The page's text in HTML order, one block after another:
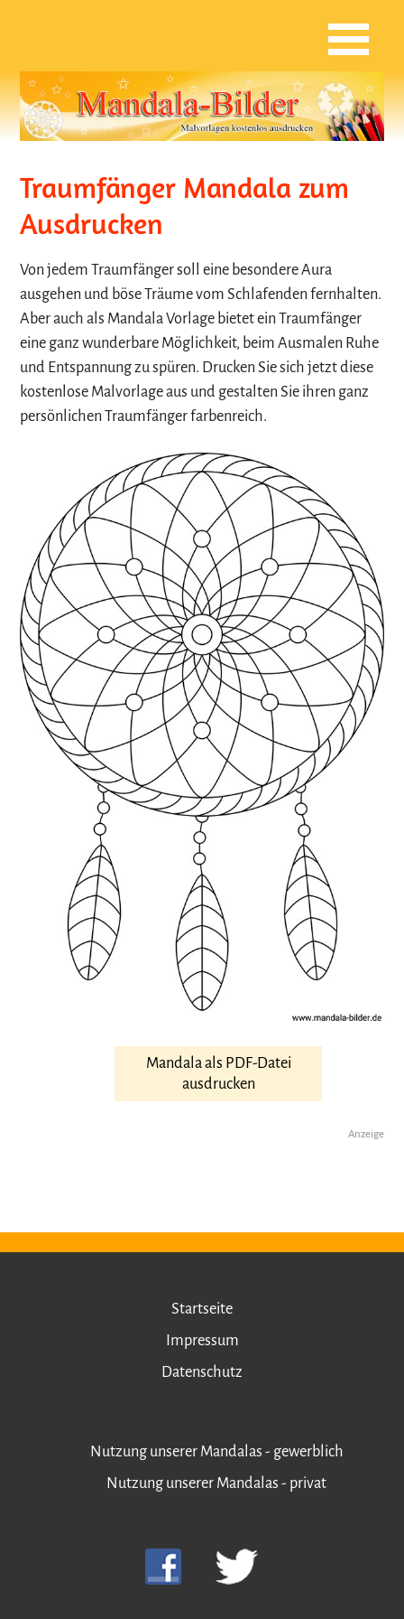
Traumfänger Mandala zum
Ausdrucken
Von jedem Traumfänger soll eine besondere Aura
ausgehen und böse Träume vom Schlafenden fernhalten.
Aber auch als Mandala Vorlage bietet ein Traumfänger
eine ganz wunderbare Möglichkeit, beim Ausmalen Ruhe
und Entspannung zu spüren. Drucken Sie sich jetzt diese
kostenlose Malvorlage aus und gestalten Sie ihren ganz
persönlichen Traumfänger farbenreich.
Mandala als PDF-Datei
ausdrucken
Anzeige
Startseite
Impressum
Datenschutz
Nutzung unserer Mandalas - gewerblich
Nutzung unserer Mandalas - privat